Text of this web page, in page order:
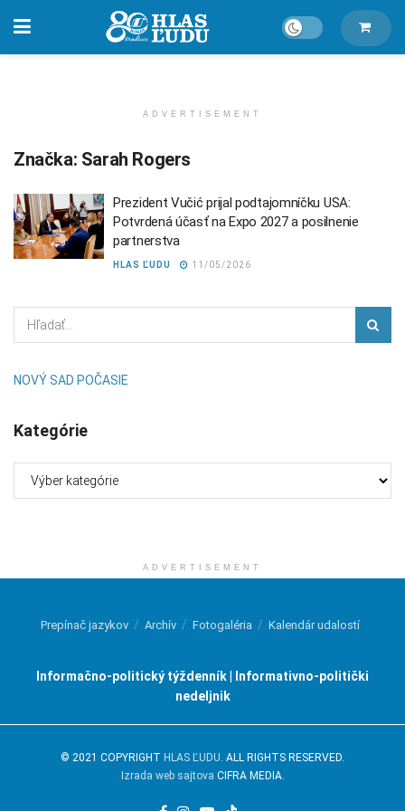
ADVERTISEMENT
Značka: Sarah Rogers
Prezident Vučić prijal podtajomníčku USA:
Potvrdená účasť na Expo 2027 a posilnenie
partnerstva
HLAS ĽUDU 11/05/2026
NOVÝ SAD POČASIE
Kategórie
ADVERTISEMENT
Prepínač jazykov Archív Fotogaléria Kalendár udalostí
Informačno-politický týždenník | Informativno-politički
nedeljnik
© 2021 COPYRIGHT HLAS ĽUDU. ALL RIGHTS RESERVED.
Izrada web sajtova CIFRA MEDIA.